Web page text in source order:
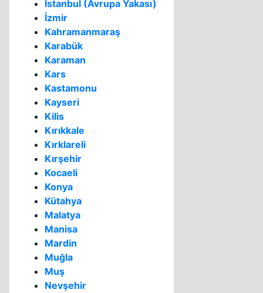
İstanbul (Avrupa Yakası)
İzmir
Kahramanmaraş
Karabük
Karaman
Kars
Kastamonu
Kayseri
Kilis
Kırıkkale
Kırklareli
Kırşehir
Kocaeli
Konya
Kütahya
Malatya
Manisa
Mardin
Muğla
Muş
Nevşehir